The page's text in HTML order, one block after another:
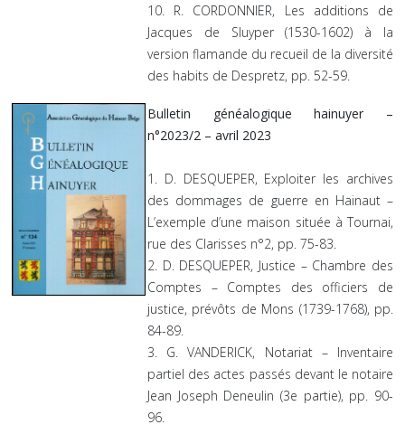
10. R. CORDONNIER, Les additions de
Jacques de Sluyper (1530-1602) à la
version flamande du recueil de la diversité
des habits de Despretz, pp. 52-59.
Bulletin généalogique hainuyer –
n°2023/2 – avril 2023
1. D. DESQUEPER, Exploiter les archives
des dommages de guerre en Hainaut –
L’exemple d’une maison située à Tournai,
rue des Clarisses n°2, pp. 75-83.
2. D. DESQUEPER, Justice – Chambre des
Comptes – Comptes des officiers de
justice, prévôts de Mons (1739-1768), pp.
84-89.
3. G. VANDERICK, Notariat – Inventaire
partiel des actes passés devant le notaire
Jean Joseph Deneulin (3e partie), pp. 90-
96.